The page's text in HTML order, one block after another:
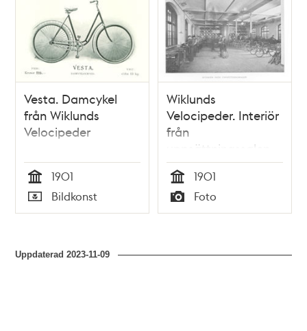
Vesta. Damcykel
från Wiklunds
Velocipeder
Tid
1901
Typ
Bildkonst
Wiklunds
Velocipeder. Interiör
från
uppsättningssalen
Tid
1901
Typ
Foto
Uppdaterad2023-11-09